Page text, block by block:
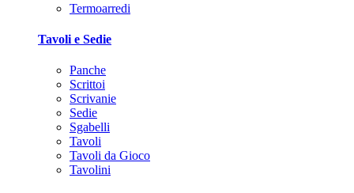
Termoarredi
Tavoli e Sedie
Panche
Scrittoi
Scrivanie
Sedie
Sgabelli
Tavoli
Tavoli da Gioco
Tavolini